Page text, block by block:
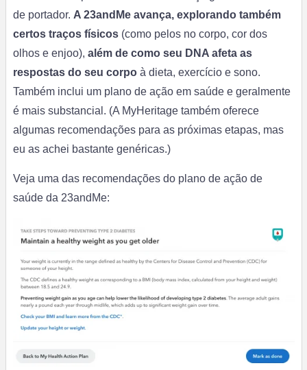
de portador. A 23andMe avança, explorando também
certos traços físicos(como pelos no corpo, cor dos
olhos e enjoo), além de como seu DNA afeta as
respostas do seu corpoà dieta, exercício e sono.
Também inclui um plano de ação em saúde e geralmente
é mais substancial. (A MyHeritage também oferece
algumas recomendações para as próximas etapas, mas
eu as achei bastante genéricas.)
Veja uma das recomendações do plano de ação de
saúde da 23andMe: